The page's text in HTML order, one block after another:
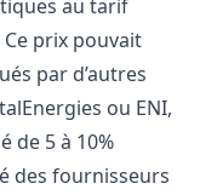
au tarif
Ce prix pouvait
par d’autres
ou ENI,
de 5 à 10%
des fournisseurs